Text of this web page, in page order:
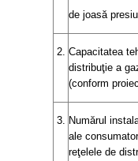
de joasă
2. Capacitatea
distribuţie a
(conform
3. Numărul
ale
reţelele de